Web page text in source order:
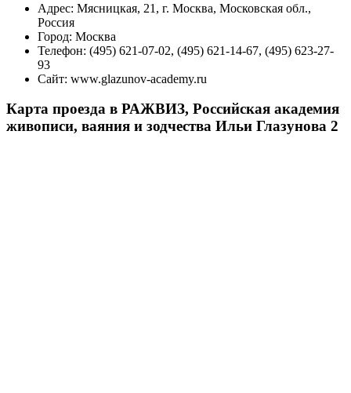
Адрес: Мясницкая, 21, г. Москва, Московская обл.,
Россия
Город: Москва
Телефон: (495) 621-07-02, (495) 621-14-67, (495) 623-27-
93
Сайт: www.glazunov-academy.ru
Карта проезда в РАЖВИЗ, Российская академия
живописи, ваяния и зодчества Ильи Глазунова 2